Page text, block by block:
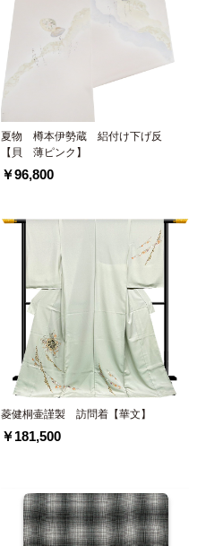
夏物 樽本伊勢蔵 絽付け下げ反
【貝 薄ピンク】
￥96,800
菱健桐壷謹製 訪問着【華文】
￥181,500